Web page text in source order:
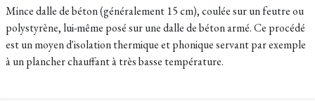
Mince dalle de béton (généralement 15 cm), coulée sur un feutre ou
polystyrène, lui-même posé sur une dalle de béton armé. Ce procédé
est un moyen d'isolation thermique et phonique servant par exemple
à un plancher chauffant à très basse température.